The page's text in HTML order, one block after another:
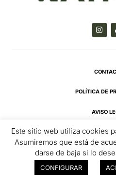
I
n
s
t
r
a
POLÍTICA DE
AVISO
TÉRMINOS Y
Este sitio web utiliza cookies
Asumiremos que está de
darse de baja si lo
CONFIGURAR